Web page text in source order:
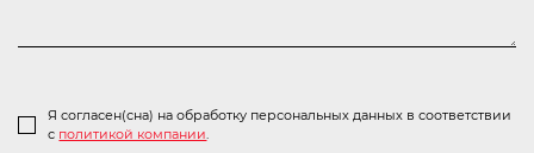
Я согласен(сна) на обработку персональных данных в соответствии
с политикой компании.